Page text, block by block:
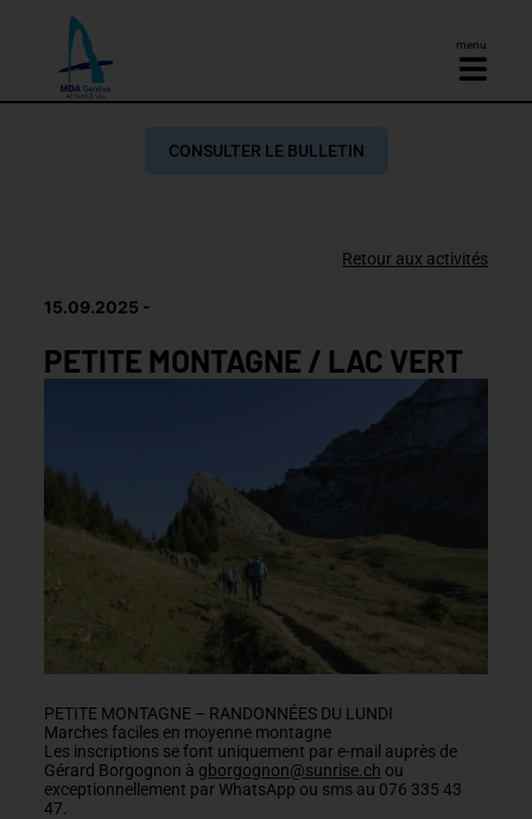
menu
CONSULTER LE BULLETIN
Retour aux activités
15.09.2025
PETITE MONTAGNE / LAC VERT
PETITE MONTAGNE – RANDONNÉES DU LUNDI
Marches faciles en moyenne montagne
Les inscriptions se font uniquement par e-mail auprès de
Gérard Borgognon à gborgognon@sunrise.ch ou
exceptionnellement par WhatsApp ou sms au 076 335 43
47.